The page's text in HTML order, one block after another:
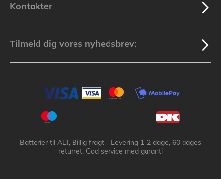
Kontakter
Tilmeld dig vores nyhedsbrev:
Batterier til ALT, Billig fragt - Levering 1-2 dage, 60 dages
returret, God service med garanti